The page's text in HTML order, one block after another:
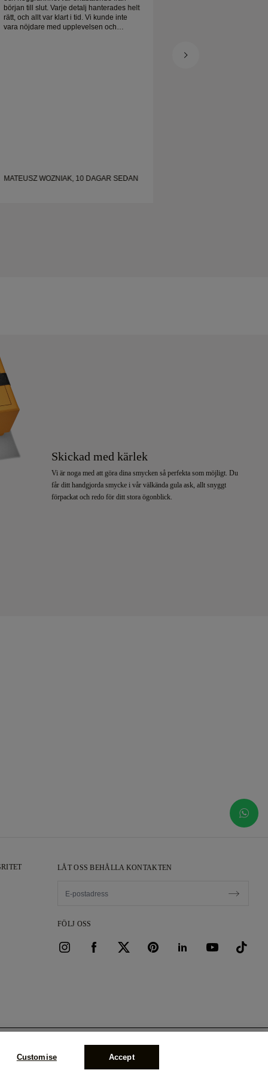
början till slut. Varje detalj hanterades helt
rätt, och allt var klart i tid. Vi kunde inte
vara nöjdare med upplevelsen och
MATEUSZ WOZNIAK, 10 DAGAR SEDAN
Skickad med kärlek
Vi är noga med att göra dina smycken så perfekta som möjligt. Du
får ditt handgjorda smycke i vår välkända gula ask, allt snyggt
förpackat och redo för ditt stora ögonblick.
LÅT OSS BEHÅLLA KONTAKTEN
FÖLJ OSS
B 115026 (Amtsgericht
Customise Accept